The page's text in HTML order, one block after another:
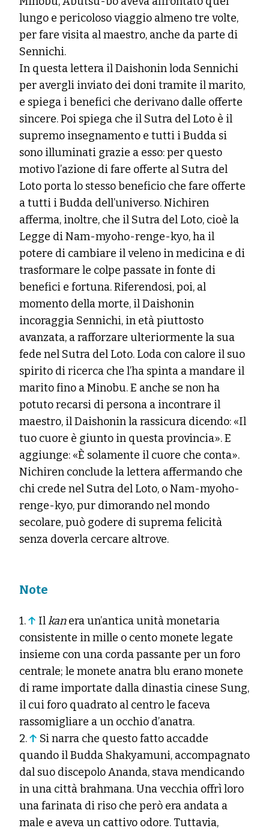
lungo e pericoloso viaggio almeno tre volte,
per fare visita al maestro, anche da parte di
Sennichi.
In questa lettera il Daishonin loda Sennichi
per avergli inviato dei doni tramite il marito,
e spiega i benefici che derivano dalle offerte
sincere. Poi spiega che il Sutra del Loto è il
supremo insegnamento e tutti i Budda si
sono illuminati grazie a esso: per questo
motivo l’azione di fare offerte al Sutra del
Loto porta lo stesso beneficio che fare offerte
a tutti i Budda dell’universo. Nichiren
afferma, inoltre, che il Sutra del Loto, cioè la
Legge di Nam-myoho-renge-kyo, ha il
potere di cambiare il veleno in medicina e di
trasformare le colpe passate in fonte di
benefici e fortuna. Riferendosi, poi, al
momento della morte, il Daishonin
incoraggia Sennichi, in età piuttosto
avanzata, a rafforzare ulteriormente la sua
fede nel Sutra del Loto. Loda con calore il suo
spirito di ricerca che l’ha spinta a mandare il
marito fino a Minobu. E anche se non ha
potuto recarsi di persona a incontrare il
maestro, il Daishonin la rassicura dicendo: «Il
tuo cuore è giunto in questa provincia». E
aggiunge: «È solamente il cuore che conta».
Nichiren conclude la lettera affermando che
chi crede nel Sutra del Loto, o Nam-myoho-
renge-kyo, pur dimorando nel mondo
secolare, può godere di suprema felicità
senza doverla cercare altrove.
Note
1.↑ Ilkanera un’antica unità monetaria
consistente in mille o cento monete legate
insieme con una corda passante per un foro
centrale; le monete anatra blu erano monete
di rame importate dalla dinastia cinese Sung,
il cui foro quadrato al centro le faceva
rassomigliare a un occhio d’anatra.
2.↑ Si narra che questo fatto accadde
quando il Budda Shakyamuni, accompagnato
dal suo discepolo Ananda, stava mendicando
in una città brahmana. Una vecchia offrì loro
una farinata di riso che però era andata a
male e aveva un cattivo odore. Tuttavia,